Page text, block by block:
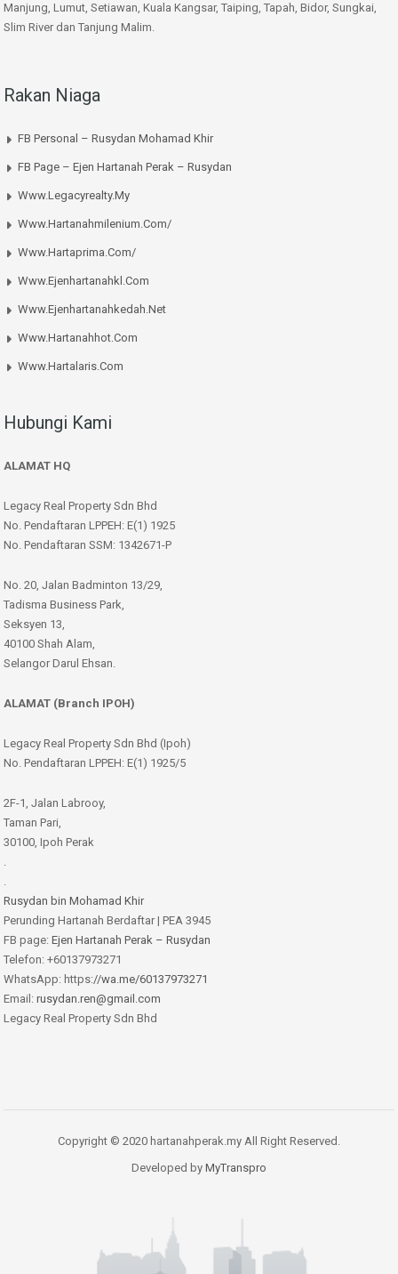
Manjung, Lumut, Setiawan, Kuala Kangsar, Taiping, Tapah, Bidor, Sungkai,
Slim River dan Tanjung Malim.
Rakan Niaga
FB Personal – Rusydan Mohamad Khir
FB Page – Ejen Hartanah Perak – Rusydan
Www.legacyrealty.my
Www.hartanahmilenium.com/
Www.hartaprima.com/
Www.ejenhartanahkl.com
Www.ejenhartanahkedah.net
Www.hartanahhot.com
Www.hartalaris.com
Hubungi Kami
ALAMAT HQ
Legacy Real Property Sdn Bhd
No. Pendaftaran LPPEH: E(1) 1925
No. Pendaftaran SSM: 1342671-P
No. 20, Jalan Badminton 13/29,
Tadisma Business Park,
Seksyen 13,
40100 Shah Alam,
Selangor Darul Ehsan.
ALAMAT (Branch IPOH)
Legacy Real Property Sdn Bhd (Ipoh)
No. Pendaftaran LPPEH: E(1) 1925/5
2F-1, Jalan Labrooy,
Taman Pari,
30100, Ipoh Perak
.
.
Rusydan bin Mohamad Khir
Perunding Hartanah Berdaftar | PEA 3945
FB page: Ejen Hartanah Perak – Rusydan
Telefon: +60137973271
WhatsApp: https://wa.me/60137973271
Email: rusydan.ren@gmail.com
Legacy Real Property Sdn Bhd
Copyright © 2020 hartanahperak.my All Right Reserved.
Developed by MyTranspro